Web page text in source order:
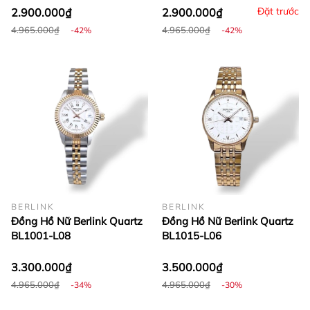
Từng chiếc đồng hồ Berlink là một tác phẩm nghệ thuật,
2.900.000₫
4.965.000₫ -42%
2.900.000₫
4.965.000₫ -42%
Đặt trước
BERLINK
Đồng Hồ Nữ Berlink Quartz
BL1001-L08
3.300.000₫
4.965.000₫ -34%
BERLINK
Đồng Hồ Nữ Berlink Quartz
BL1015-L06
3.500.000₫
4.965.000₫ -30%